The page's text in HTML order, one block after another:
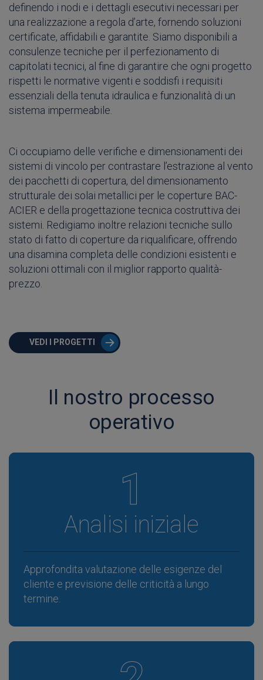
definendo i nodi e i dettagli esecutivi necessari per
una realizzazione a regola d’arte, fornendo soluzioni
certificate, affidabili e garantite. Siamo disponibili a
consulenze tecniche per il perfezionamento di
capitolati tecnici, al fine di garantire che ogni progetto
rispetti le normative vigenti e soddisfi i requisiti
essenziali della tenuta idraulica e funzionalità di un
sistema impermeabile.
Ci occupiamo delle verifiche e dimensionamenti dei
sistemi di vincolo per contrastare l’estrazione al vento
dei pacchetti di copertura, del dimensionamento
strutturale dei solai metallici per le coperture BAC-
ACIER e della progettazione tecnica costruttiva dei
sistemi. Redigiamo inoltre relazioni tecniche sullo
stato di fatto di coperture da riqualificare, offrendo
una disamina completa delle condizioni esistenti e
soluzioni ottimali con il miglior rapporto qualità-
prezzo.
VEDI I PROGETTI
Il nostro processo
operativo
1
Analisi iniziale
Approfondita valutazione delle esigenze del
cliente e previsione delle criticità a lungo
termine.